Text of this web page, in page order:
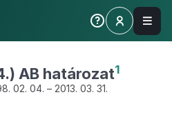
AB határozat1
02. 04. – 2013. 03. 31.